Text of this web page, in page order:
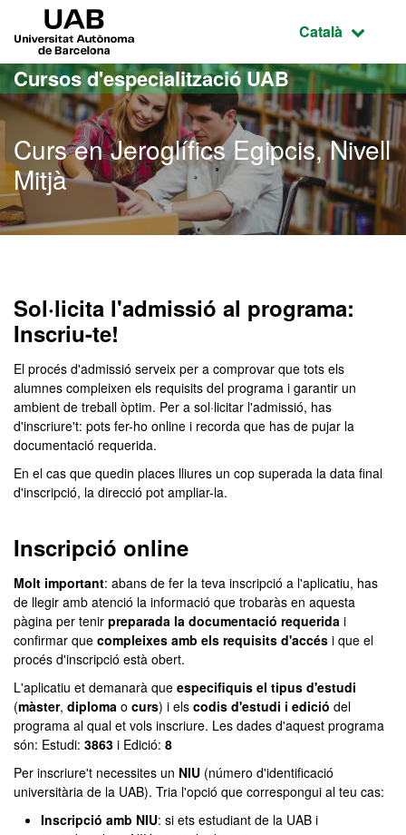
Ves al contingut principal
Ves a la navegació de la pàgina
Idioma
Català
Cursos d'especialització UAB
Curs en Jeroglífics Egipcis, Nivell
Mitjà
Sol·licita l'admissió al programa:
Inscriu-te!
El procés d'admissió serveix per a comprovar que tots els
alumnes compleixen els requisits del programa i garantir un
ambient de treball òptim. Per a sol·licitar l'admissió, has
d'inscriure't: pots fer-ho online i recorda que has de pujar la
documentació requerida.
En el cas que quedin places lliures un cop superada la data final
d'inscripció, la direcció pot ampliar-la.
Inscripció online
Molt important: abans de fer la teva inscripció a l'aplicatiu, has
de llegir amb atenció la informació que trobaràs en aquesta
pàgina per tenir preparada la documentació requerida i
confirmar que compleixes amb els requisits d'accés i que el
procés d'inscripció està obert.
L'aplicatiu et demanarà que especifiquis el tipus d'estudi
(màster, diploma o curs) i els codis d'estudi i edició del
programa al qual et vols inscriure. Les dades d'aquest programa
són: Estudi: 3863 i Edició: 8
Per inscriure't necessites un NIU (número d'identificació
universitària de la UAB). Tria l'opció que correspongui al teu cas:
Inscripció amb NIU: si ets estudiant de la UAB i